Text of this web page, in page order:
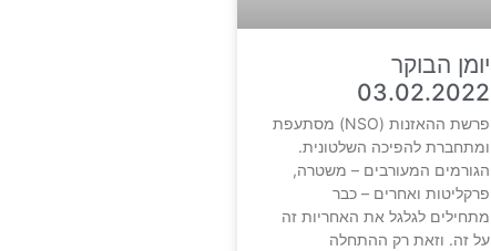
יומן הבוקר
03.02.2022
פרשת ההאזנות (NSO) מסתעפת
ומתחברת להפיכה השלטונית.
הגורמים המעורבים – משטרה,
פרקליטות ואחרים – כבר
מתחילים לגלגל את האחריות זה
על זה. וזאת רק ההתחלה